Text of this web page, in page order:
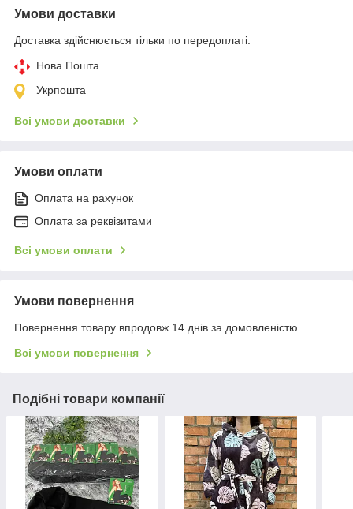
Умови доставки
Доставка здійснюється тільки по передоплаті.
Нова Пошта
Укрпошта
Всі умови доставки
Умови оплати
Оплата на рахунок
Оплата за реквізитами
Всі умови оплати
Умови повернення
Повернення товару впродовж 14 днів за домовленістю
Всі умови повернення
Подібні товари компанії